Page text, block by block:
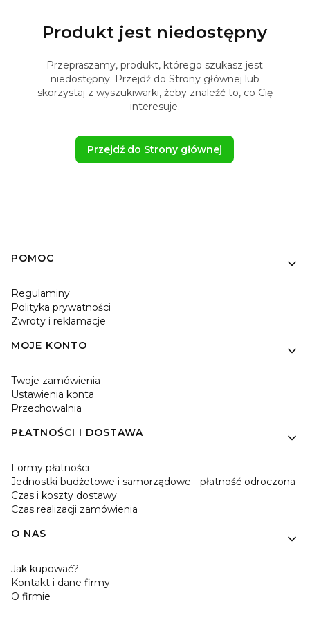
Produkt jest niedostępny
Przepraszamy, produkt, którego szukasz jest
niedostępny. Przejdź do Strony głównej lub
skorzystaj z wyszukiwarki, żeby znaleźć to, co Cię
interesuje.
Przejdź do Strony głównej
Linki w stopce
POMOC
Regulaminy
Polityka prywatności
Zwroty i reklamacje
MOJE KONTO
Twoje zamówienia
Ustawienia konta
Przechowalnia
PŁATNOŚCI I DOSTAWA
Formy płatności
Jednostki budżetowe i samorządowe - płatność odroczona
Czas i koszty dostawy
Czas realizacji zamówienia
O NAS
Jak kupować?
Kontakt i dane firmy
O firmie